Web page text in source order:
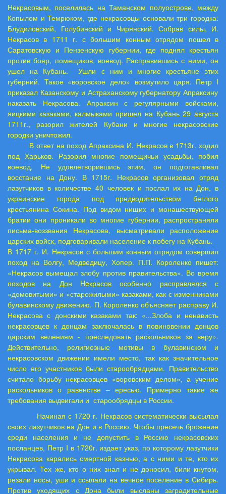
Некрасовым, поселилась на Таманском полуострове, между
Копылом и Темрюком, где некрасовцы основали три городка:
Блудиловский, Голубинский и Чирянский. Собрав силы, И.
Некрасов в 1711 г. с большим конным отрядом пошел в
Саратовскую и Пензенскую губернии, где поднял крестьян
против бояр, помещиков, воевод. Расправившись с ними, он
ушел на Кубань. Ушли с ним и многие крестьяне этих
губерний. Такое «воровское дело» возмутило царя. Петр I
приказал Казанскому и Астраханскому губернатору Апраксину
наказать Некрасова. Апраксин с регулярными войсками,
яицкими казаками, калмыками пришел на Кубань 29 августа
1711г., разорил жителей Кубани и многие некрасовские
городки уничтожил.
В ответ на поход Апраксина И. Некрасов в 1713г. ходил
под Харьков. Разорил многие помещичьи усадьбы, побил
воевод. Не удовлетворившись этим, он подготавливал
восстание на Дону. В 1715г. Некрасов организовал отряд
лазутчиков в количестве 40 человек и послал их на Дон, в
украинские города под предводительством беглого
крестьянина Сокина. Под видом нищих и монашествующей
братии они проникали во многие губернии, распространяли
письма-воззвания Некрасова, высматривали расположение
царских войск, подговаривали население к побегу на Кубань.
В 1717 г. И. Некрасов с большим конным отрядом совершил
поход на Волгу, Медведицу, Хопер. П.П. Короленко пишет:
«Некрасов вымещал злобу против правительства». Во время
походов на Дон Heкрасов особенно расправлялся с
«домовитыми» и «старожилыми» казаками, как с изменниками
булавинскому движению. П. Короленко объясняет расправу И.
Некрасова с донскими казаками так: «...Злоба и ненависть
некрасовцев к донцам заключалась в повиновении донцов
царским велениям - преследовать раскольников за веру».
Действительно, религиозные мотивы в булавинском и
некрасовском движении имели место, так как значительное
число его участников были старообрядцами. Правительство
считало борьбу некрасовцев «воровским делом», а учение
раскольников о равенстве – ересью. Примерно такие же
требования выдвигали и старообрядцы в России.
Начиная с 1720 г. Некрасов систематически высылал
своих лазутчиков на Дон и в Россию. Чтобы пресечь брожение
среди населения и не допустить в Россию некрасовских
посланцев, Петр I в 1720г. издает указ, по которому лазутчики
Некрасова карались смертной казнью, а с ними и те, кто их
укрывал. Тех же, кто о них знал и не доносил, били кнутом,
резали носы, уши и ссылали на вечное поселение в Сибирь.
Против уходящих с Дона были высланы заградительные